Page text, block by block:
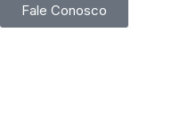
Fale Conosco